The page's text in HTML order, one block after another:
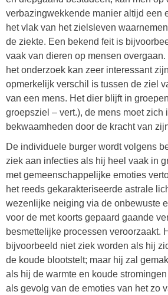
verbazingwekkende manier altijd een
het vlak van het zielsleven
de ziekte. Een bekend feit is
vaak van dieren op mensen
het onderzoek kan zeer interessant
opmerkelijk verschil is tussen de ziel
van een mens. Het dier blijft in
groepsziel – vert.), de mens moet zich
bekwaamheden door de kracht van
De individuele burger wordt volgens
ziek aan infecties als hij heel vaak in
met gemeenschappelijke emoties
het reeds gekarakteriseerde astrale
wezenlijke neiging via de onbewuste
voor de met koorts gepaard gaande
besmettelijke processen veroorzaakt.
bijvoorbeeld niet ziek worden als hij
de koude blootstelt; maar hij zal
als hij de warmte en koude
als gevolg van de emoties van het zo